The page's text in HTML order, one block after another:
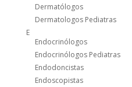
Dermatólogos
Dermatologos Pediatras
E
Endocrinólogos
Endocrinólogos Pediatras
Endodoncistas
Endoscopistas